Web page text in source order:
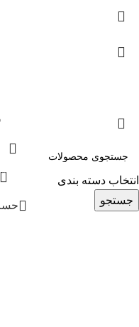
انتخاب دسته بندی
جستجو
0